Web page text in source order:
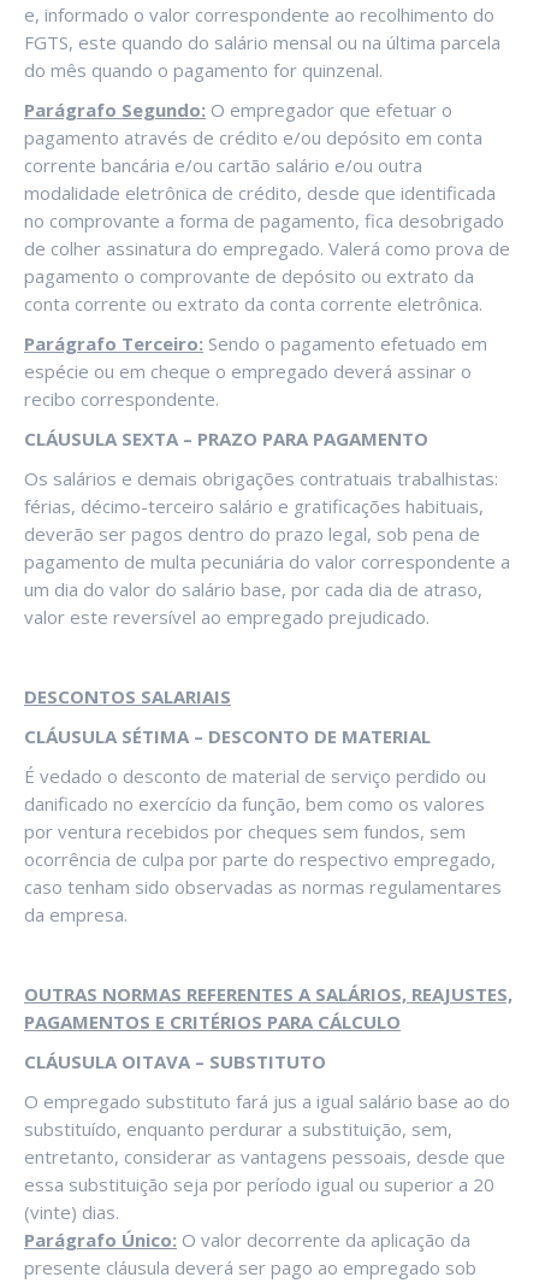
e, informado o valor correspondente ao recolhimento do
FGTS, este quando do salário mensal ou na última parcela
do mês quando o pagamento for quinzenal.
Parágrafo Segundo: O empregador que efetuar o
pagamento através de crédito e/ou depósito em conta
corrente bancária e/ou cartão salário e/ou outra
modalidade eletrônica de crédito, desde que identificada
no comprovante a forma de pagamento, fica desobrigado
de colher assinatura do empregado. Valerá como prova de
pagamento o comprovante de depósito ou extrato da
conta corrente ou extrato da conta corrente eletrônica.
Parágrafo Terceiro: Sendo o pagamento efetuado em
espécie ou em cheque o empregado deverá assinar o
recibo correspondente.
CLÁUSULA SEXTA – PRAZO PARA PAGAMENTO
Os salários e demais obrigações contratuais trabalhistas:
férias, décimo-terceiro salário e gratificações habituais,
deverão ser pagos dentro do prazo legal, sob pena de
pagamento de multa pecuniária do valor correspondente a
um dia do valor do salário base, por cada dia de atraso,
valor este reversível ao empregado prejudicado.
DESCONTOS SALARIAIS
CLÁUSULA SÉTIMA – DESCONTO DE MATERIAL
É vedado o desconto de material de serviço perdido ou
danificado no exercício da função, bem como os valores
por ventura recebidos por cheques sem fundos, sem
ocorrência de culpa por parte do respectivo empregado,
caso tenham sido observadas as normas regulamentares
da empresa.
OUTRAS NORMAS REFERENTES A SALÁRIOS, REAJUSTES,
PAGAMENTOS E CRITÉRIOS PARA CÁLCULO
CLÁUSULA OITAVA – SUBSTITUTO
O empregado substituto fará jus a igual salário base ao do
substituído, enquanto perdurar a substituição, sem,
entretanto, considerar as vantagens pessoais, desde que
essa substituição seja por período igual ou superior a 20
(vinte) dias.
Parágrafo Único: O valor decorrente da aplicação da
presente cláusula deverá ser pago ao empregado sob